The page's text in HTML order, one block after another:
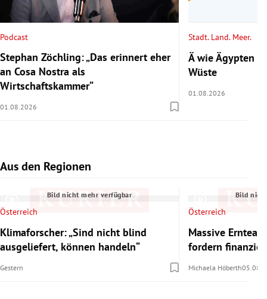
Podcast
Stephan Zöchling: „Das erinnert eher
an Cosa Nostra als
Wirtschaftskammer“
01.08.2026
Stadt. Land. Meer.
Ä wie Ägypten
Wüste
01.08.2026
Aus den Regionen
Slide 1 von 7
Bild nicht mehr verfügbar
Österreich
Klimaforscher: „Sind nicht blind
ausgeliefert, können handeln“
Gestern
Bild
Österreich
Massive
fordern
Michaela Höberth